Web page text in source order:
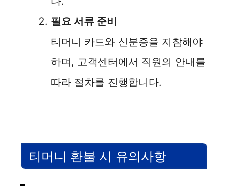
필요 서류 준비
티머니 카드와 신분증을 지참해야
하며, 고객센터에서 직원의 안내를
따라 절차를 진행합니다.
티머니 환불 시 유의사항